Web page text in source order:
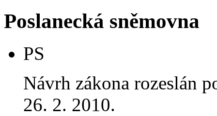
Poslanecká sněmovna
PS
Návrh zákona rozeslán
26. 2. 2010.